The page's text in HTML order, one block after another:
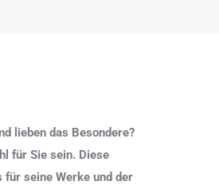
lieben das Besondere?
für Sie sein. Diese
seine Werke und der